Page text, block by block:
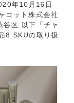
年10月16日
コット株式会社
谷区 以下「チャ
8 SKUの取り扱